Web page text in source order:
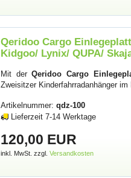
Qeridoo Cargo
Kidgoo/ Lynix/ QUPA/
Mit derQeridoo Cargo
Zweisitzer Kinderfahrradanhänger
Artikelnummer:qdz-100
Lieferzeit 7-14 Werktage
120,00 EUR
inkl. MwSt. zzgl.Versandkosten